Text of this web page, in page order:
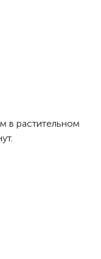
в растительном